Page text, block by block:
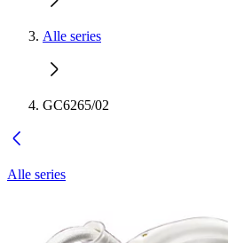
Alle series
GC6265/02
Alle series